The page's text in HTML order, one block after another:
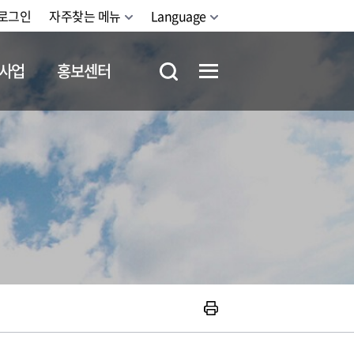
그인 자주찾는 메뉴 Language
업 홍보센터